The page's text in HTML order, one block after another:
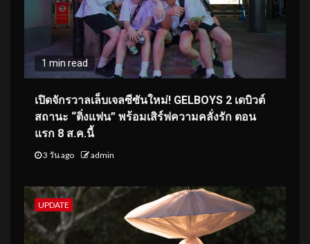
1 min read
เปิดจักรวาลเล็บเจลซีซันใหม่! GELBOYS 2 เดบิวต์
สถานะ “ติ่งแฟน” พร้อมเสิร์ฟความคลั่งรัก ตอน
แรก 8 ส.ค.นี้
3 วัน ago admin
UPDATE